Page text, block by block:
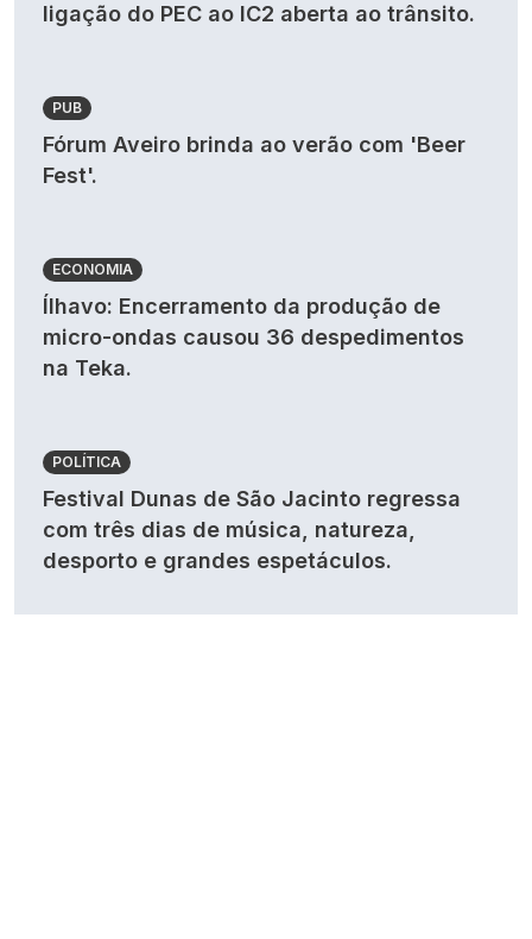
ligação do PEC ao IC2 aberta ao trânsito.
PUB
Fórum Aveiro brinda ao verão com 'Beer
Fest'.
ECONOMIA
Ílhavo: Encerramento da produção de
micro-ondas causou 36 despedimentos
na Teka.
POLÍTICA
Festival Dunas de São Jacinto regressa
com três dias de música, natureza,
desporto e grandes espetáculos.